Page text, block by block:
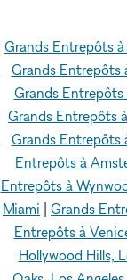
Grands Entrepôts
Grands Entrepôts
Grands Entrepôts
Grands Entrepôts
Grands Entrepôts
Entrepôts à
Entrepôts à
Miami
Grands
Entrepôts à
Hollywood Hills,